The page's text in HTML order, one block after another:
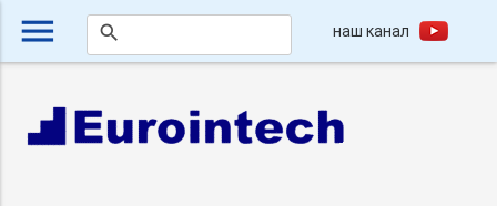
menu search наш канал